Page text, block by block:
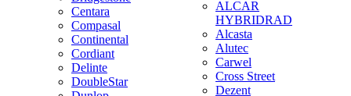
Centara
Compasal
Continental
Cordiant
Delinte
DoubleStar
ALCAR
HYBRIDRAD
Alcasta
Alutec
Carwel
Cross Street
Dezent